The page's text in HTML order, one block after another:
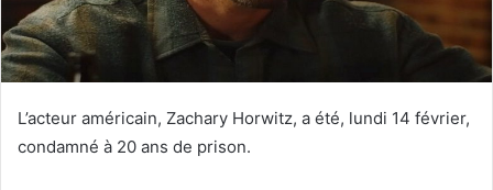
L’acteur américain, Zachary Horwitz, a été, lundi 14 février,
condamné à 20 ans de prison.